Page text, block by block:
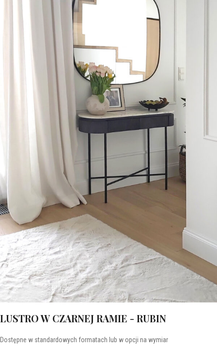
LUSTRO W CZARNEJ RAMIE - RUBIN
Dostępne w standardowych formatach lub w opcji na wymiar